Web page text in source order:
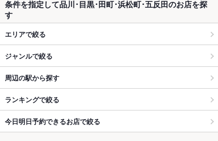
条件を指定して品川･目黒･田町･浜松町･五反田のお店を探
す
エリアで絞る
ジャンルで絞る
周辺の駅から探す
ランキングで絞る
今日明日予約できるお店で絞る